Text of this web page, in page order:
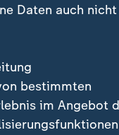
Daten auch nicht
bestimmten
im Angebot